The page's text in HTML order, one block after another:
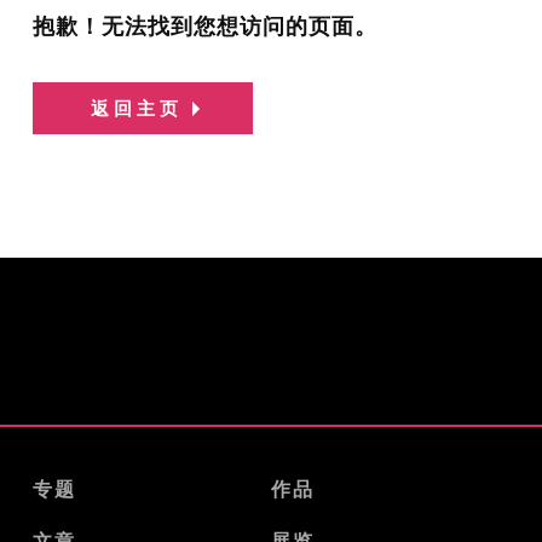
抱歉！无法找到您想访问的页面。
返回主页
专题 作品